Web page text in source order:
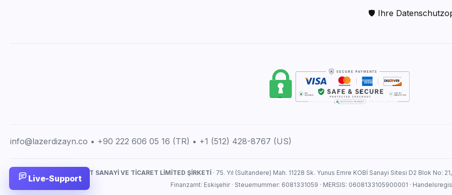
🛡 Ihre
info@lazerdizayn.co • +90 222 606 05 16 (TR) • +1 (512) 428-8767 (US)
LAZERDİZAYN İMALAT SANAYİ VE TİCARET LİMİTED ŞİRKETİ · 75. Yıl (Sultandere) Mah. 11228 Sk. Yunus Emre KOBİ Sanayi Sitesi D2 Blok No:
Finanzamt: Eskişehir · Steuernummer: 6081331059 · MERSIS: 0608133105900001 ·
Live-Support